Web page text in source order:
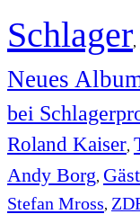
Schlager,
Neues
bei
Roland Kaiser,
Andy Borg,
Stefan Mross,